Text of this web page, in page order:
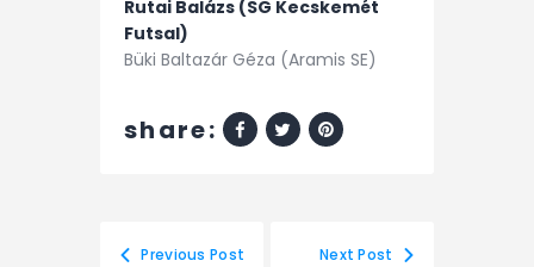
Rutai Balázs (SG Kecskemét
Futsal)
Büki Baltazár Géza (Aramis SE)
share:
Previous Post Next Post